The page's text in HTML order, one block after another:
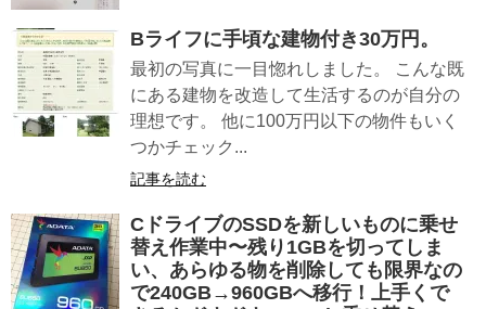
Bライフに手頃な建物付き30万円。
最初の写真に一目惚れしました。 こんな既
にある建物を改造して生活するのが自分の
理想です。 他に100万円以下の物件もいく
つかチェック...
記事を読む
CドライブのSSDを新しいものに乗せ
替え作業中〜残り1GBを切ってしま
い、あらゆる物を削除しても限界なの
で240GB→960GBへ移行！上手くで